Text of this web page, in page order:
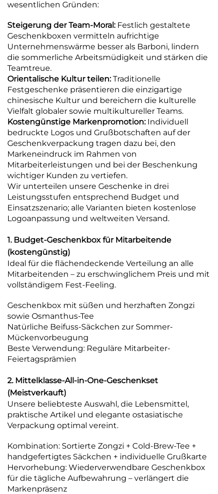
wesentlichen Gründen:
Steigerung der Team-Moral: Festlich gestaltete
Geschenkboxen vermitteln aufrichtige
Unternehmenswärme besser als Barboni, lindern
die sommerliche Arbeitsmüdigkeit und stärken die
Teamtreue.
Orientalische Kultur teilen:Traditionelle
Festgeschenke präsentieren die einzigartige
chinesische Kultur und bereichern die kulturelle
Vielfalt globaler sowie multikultureller Teams.
Kostengünstige Markenpromotion: Individuell
bedruckte Logos und Grußbotschaften auf der
Geschenkverpackung tragen dazu bei, den
Markeneindruck im Rahmen von
Mitarbeiterleistungen und bei der Beschenkung
wichtiger Kunden zu vertiefen.
Wir unterteilen unsere Geschenke in drei
Leistungsstufen entsprechend Budget und
Einsatzszenario; alle Varianten bieten kostenlose
Logoanpassung und weltweiten Versand.
1. Budget-Geschenkbox für Mitarbeitende
(kostengünstig)
Ideal für die flächendeckende Verteilung an alle
Mitarbeitenden – zu erschwinglichem Preis und mit
vollständigem Fest-Feeling.
Geschenkbox mit süßen und herzhaften Zongzi
sowie Osmanthus-Tee
Natürliche Beifuss-Säckchen zur Sommer-
Mückenvorbeugung
Beste Verwendung: Reguläre Mitarbeiter-
Feiertagsprämien
2. Mittelklasse-All-in-One-Geschenkset
(Meistverkauft)
Unsere beliebteste Auswahl, die Lebensmittel,
praktische Artikel und elegante ostasiatische
Verpackung optimal vereint.
Kombination: Sortierte Zongzi + Cold-Brew-Tee +
handgefertigtes Säckchen + individuelle Grußkarte
Hervorhebung: Wiederverwendbare Geschenkbox
für die tägliche Aufbewahrung – verlängert die
Markenpräsenz